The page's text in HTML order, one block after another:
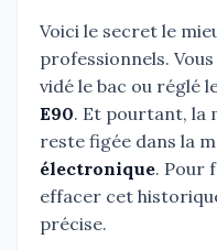
Voici le secret le
professionnels.
vidé le bac ou réglé
E90. Et pourtant, la
reste figée dans la
électronique. Pour
effacer cet
précise.